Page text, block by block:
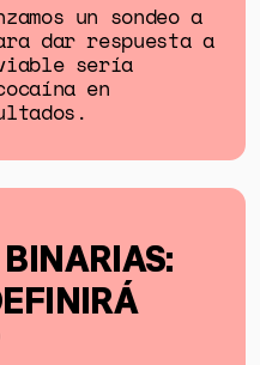
un sondeo a
dar respuesta a
sería
en